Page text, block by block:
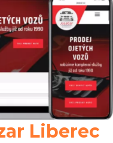
Liberec